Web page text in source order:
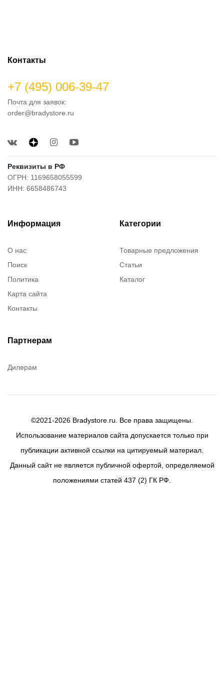
Контакты
+7 (495) 006-39-47
Почта для заявок:
order@bradystore.ru
Реквизиты в РФ
ОГРН: 1169658055599
ИНН: 6658486743
Информация
О нас
Поиск
Политика
Карта сайта
Контакты
Категории
Товарные предложения
Статьи
Каталог
Партнерам
Дилерам
©2021-2026 Bradystore.ru. Все права защищены.
Использование материалов сайта допускается только при
публикации активной ссылки на цитируемый материал.
Данный сайт не является публичной офертой, определяемой
положениями статей 437 (2) ГК РФ.